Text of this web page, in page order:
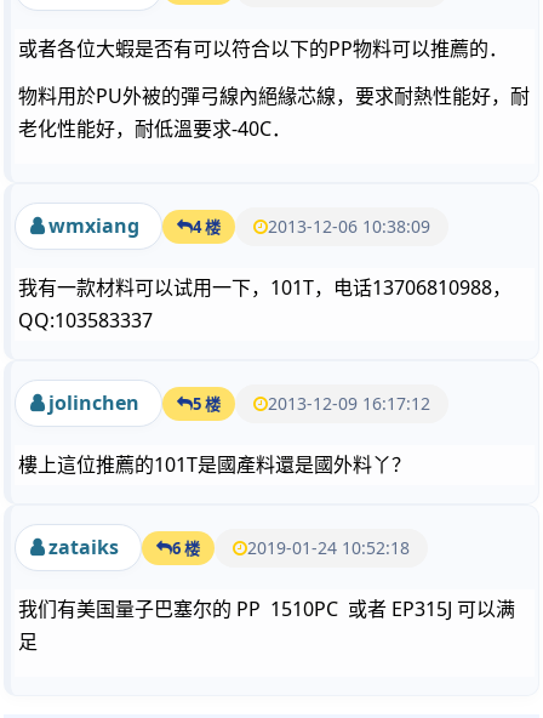
或者各位大蝦是否有可以符合以下的PP物料可以推薦的．
物料用於PU外被的彈弓線內絕緣芯線，要求耐熱性能好，耐
老化性能好，耐低溫要求-40C．
wmxiang 4 楼 2013-12-06 10:38:09
我有一款材料可以试用一下，101T，电话13706810988，
QQ:103583337
jolinchen 5 楼 2013-12-09 16:17:12
樓上這位推薦的101T是國產料還是國外料丫？
zataiks 6 楼 2019-01-24 10:52:18
我们有美国量子巴塞尔的 PP 1510PC 或者 EP315J 可以满
足